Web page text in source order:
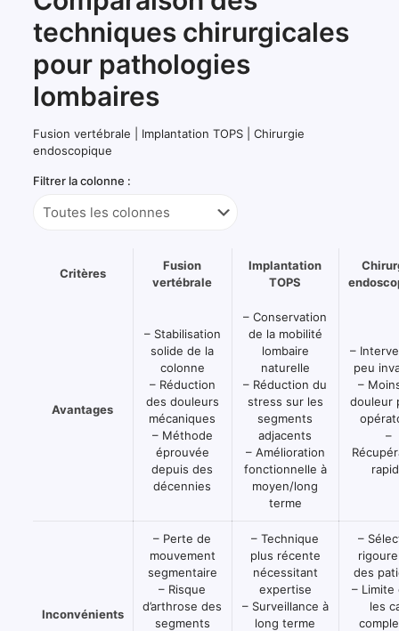
techniques chirurgicales
pour pathologies
lombaires
Fusion vertébrale | Implantation TOPS | Chirurgie
endoscopique
Filtrer la colonne :
tableau
pathologies
Critères
Fusion
vertébrale
Implantation
TOPS
Avantages
– Stabilisation
solide de la
colonne
– Réduction
des douleurs
mécaniques
– Méthode
éprouvée
depuis des
décennies
– Conservation
de la mobilité
lombaire
naturelle
– Réduction du
stress sur les
segments
adjacents
– Amélioration
fonctionnelle à
moyen/long
terme
–
peu
–
douleur
–
Inconvénients
– Perte de
mouvement
segmentaire
– Risque
d’arthrose des
segments
– Technique
plus récente
nécessitant
expertise
– Surveillance à
long terme
–
des
– Limite
les